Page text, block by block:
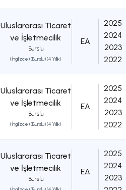
Uluslararası Ticaret
ve İşletmecilik
Burslu
(İngilizce) (Burslu) (4 Yıllık)
EA
2025
2024
2023
2022
Uluslararası Ticaret
ve İşletmecilik
Burslu
(İngilizce) (Burslu) (4 Yıllık)
EA
2025
2024
2023
2022
Uluslararası Ticaret
ve İşletmecilik
Burslu
EA
2025
2024
2023